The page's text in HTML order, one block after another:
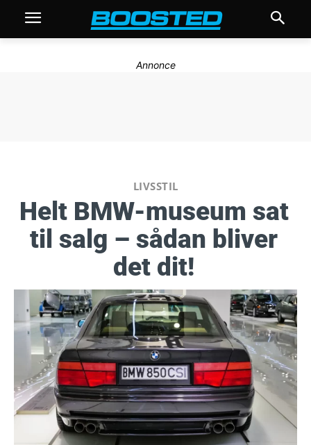
Annonce
LIVSSTIL
Helt BMW-museum sat
til salg – sådan bliver
det dit!